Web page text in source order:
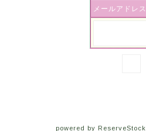
メールアドレス
powered by ReserveStock